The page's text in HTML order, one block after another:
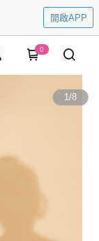
開啟APP
0
1/8